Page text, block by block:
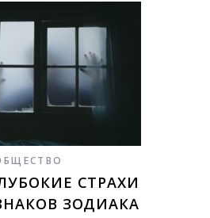
СТРАХИ
ЗОДИАКА